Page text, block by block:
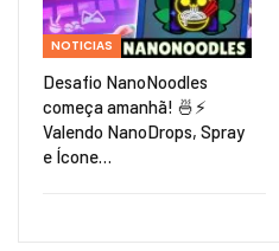
NOTICIAS
Desafio NanoNoodles
começa amanhã! 🍜⚡
Valendo NanoDrops, Spray
e Ícone…